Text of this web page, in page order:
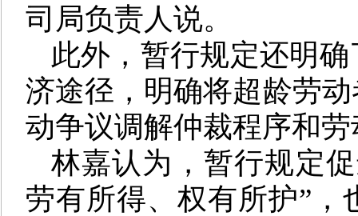
司局负责人说。
此外，暂行规定还明
济途径，明确将超龄劳
动争议调解仲裁程序和
林嘉认为，暂行规定
劳有所得、权有所护”